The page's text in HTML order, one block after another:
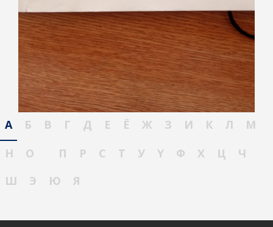
А Б В Г Д Е Ё Ж З И К Л
М
Н
О П Р С Т У Ү Ф Х Ц
Ч
Ш
Э Ю Я